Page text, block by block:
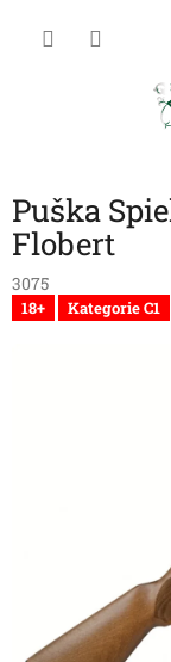
Puška
Flobert
3075
18+ Kategorie C1